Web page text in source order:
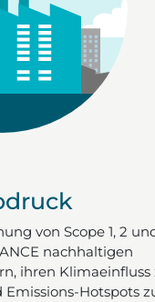
von Scope 1, 2
nachhaltigen
ihren Klimaeinfluss
Hotspots